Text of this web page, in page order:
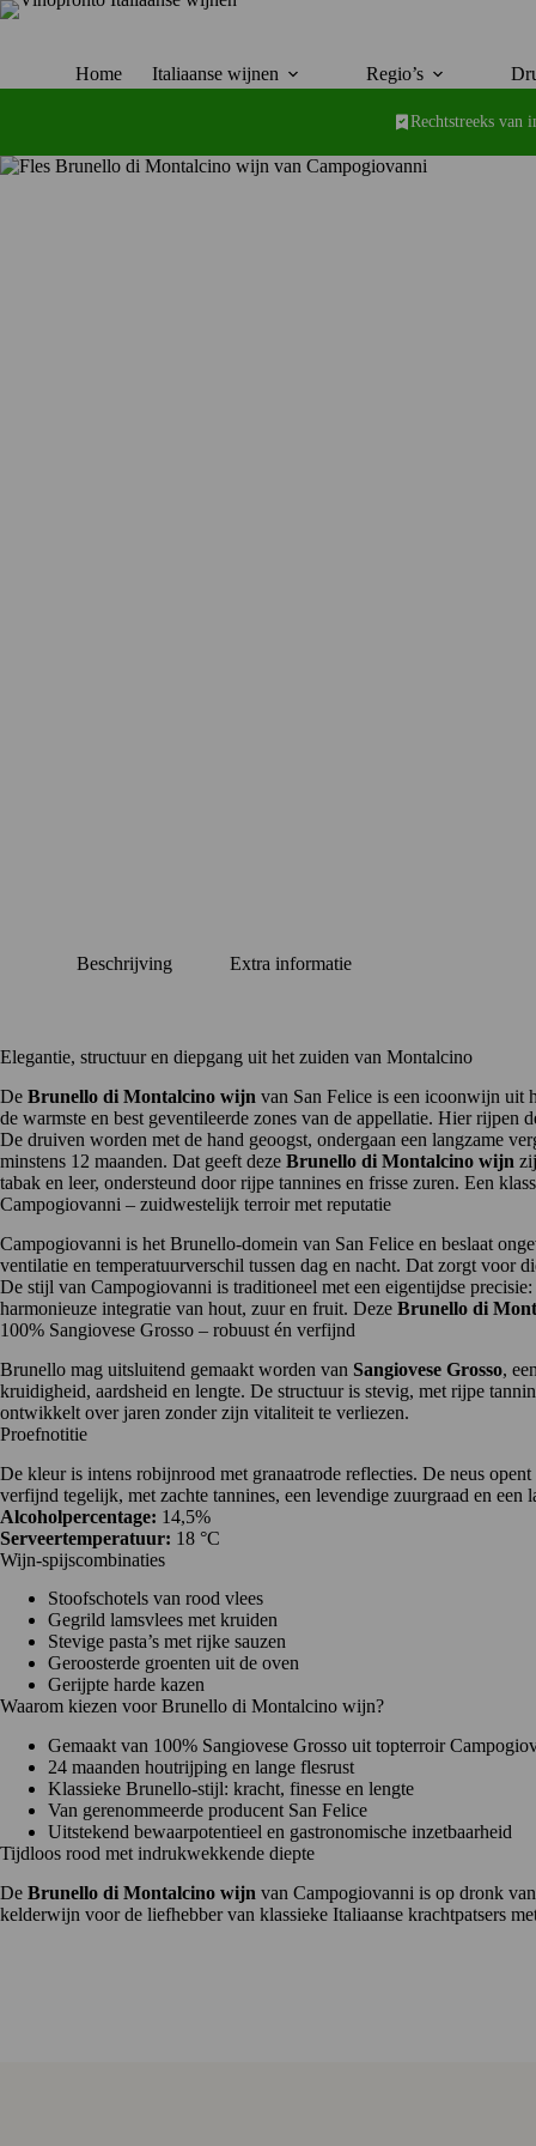
Ga
Home Italiaanse wijnen Regio’s
Rechtstreeks van
Beschrijving Extra informatie
Elegantie, structuur en diepgang uit het zuiden van Montalcino
De Brunello di Montalcino wijn van San Felice is een icoonwijn uit
de warmste en best geventileerde zones van de appellatie. Hier
De druiven worden met de hand geoogst, ondergaan een langzame
minstens 12 maanden. Dat geeft deze Brunello di Montalcino wijn
tabak en leer, ondersteund door rijpe tannines en frisse zuren. Een
Campogiovanni – zuidwestelijk terroir met reputatie
Campogiovanni is het Brunello-domein van San Felice en beslaat
ventilatie en temperatuurverschil tussen dag en nacht. Dat zorgt voor
De stijl van Campogiovanni is traditioneel met een eigentijdse
harmonieuze integratie van hout, zuur en fruit. Deze Brunello di
100% Sangiovese Grosso – robuust én verfijnd
Brunello mag uitsluitend gemaakt worden van Sangiovese Grosso,
kruidigheid, aardsheid en lengte. De structuur is stevig, met rijpe
ontwikkelt over jaren zonder zijn vitaliteit te verliezen.
Proefnotitie
De kleur is intens robijnrood met granaatrode reflecties. De neus
verfijnd tegelijk, met zachte tannines, een levendige zuurgraad en
Alcoholpercentage: 14,5%
Serveertemperatuur: 18 °C
Wijn-spijscombinaties
Stoofschotels van rood vlees
Gegrild lamsvlees met kruiden
Stevige pasta’s met rijke sauzen
Geroosterde groenten uit de oven
Gerijpte harde kazen
Waarom kiezen voor Brunello di Montalcino wijn?
Gemaakt van 100% Sangiovese Grosso uit topterroir
24 maanden houtrijping en lange flesrust
Klassieke Brunello-stijl: kracht, finesse en lengte
Van gerenommeerde producent San Felice
Uitstekend bewaarpotentieel en gastronomische inzetbaarheid
Tijdloos rood met indrukwekkende diepte
De Brunello di Montalcino wijn van Campogiovanni is op dronk
kelderwijn voor de liefhebber van klassieke Italiaanse krachtpatsers